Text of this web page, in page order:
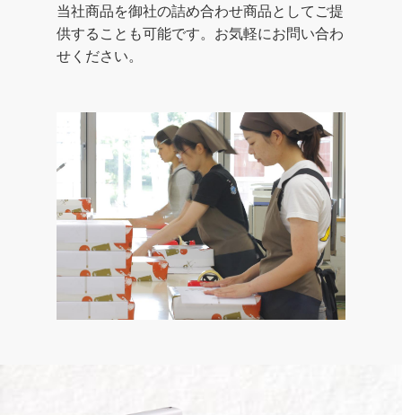
当社商品を御社の詰め合わせ商品としてご提
供することも可能です。お気軽にお問い合わ
せください。